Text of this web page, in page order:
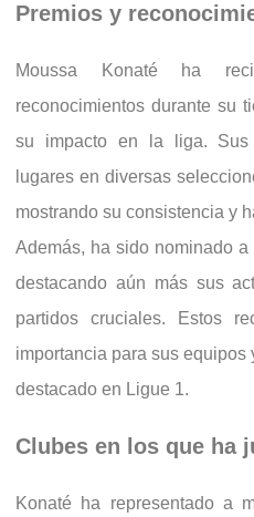
Premios y
Moussa Konaté ha
reconocimientos durante su
su impacto en la liga.
lugares en diversas
mostrando su consistencia y
Además, ha sido nominado
destacando aún más sus
partidos cruciales. Estos
importancia para sus equipos
destacado en Ligue 1.
Clubes en los que ha
Konaté ha representado a